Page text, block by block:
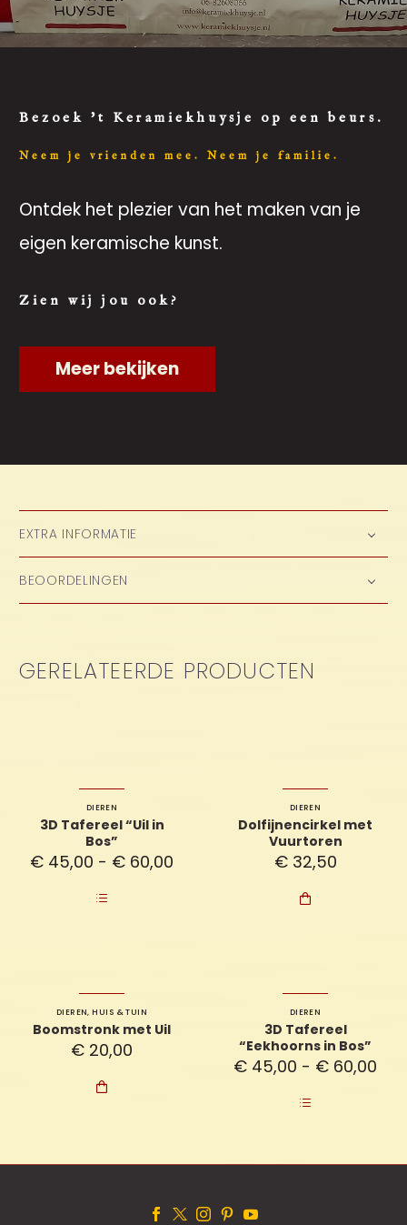
Bezoek 't Keramiekhuysje op een beurs.
Neem je vrienden mee. Neem je familie.
Ontdek het plezier van het maken van je
eigen keramische kunst.
Zien wij jou ook?
Meer bekijken
EXTRA INFORMATIE
BEOORDELINGEN
GERELATEERDE PRODUCTEN
DIEREN
3D Tafereel “Uil in
Bos”
€ 45,00 - € 60,00
DIEREN
Dolfijnencirkel met
Vuurtoren
€32,50

DIEREN,HUIS & TUIN
Boomstronk met Uil
€ 20,00

DIEREN
3D Tafereel
“Eekhoorns in Bos”
€ 45,00 - € 60,00